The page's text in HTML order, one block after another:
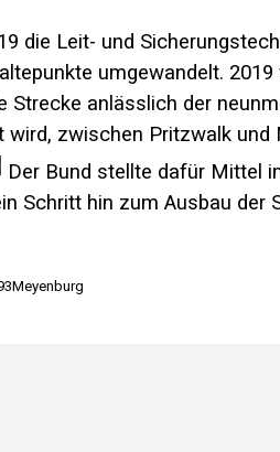
die Leit- und
umgewandelt.
anlässlich der
wird, zwischen Pritzwalk
Der Bund stellte dafür Mittel
Schritt hin zum Ausbau